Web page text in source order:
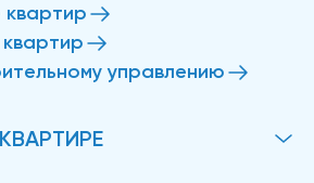
квартир
управлению